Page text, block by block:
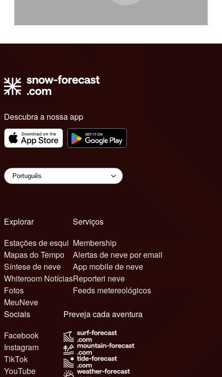
Descubra a nossa app
Explorar
Estações de esqui
Mapas do Tempo
Síntese de neve
Whiteroom Notícias
Fotos
MeuNeve
Serviços
Membership
Alertas de neve por email
App mobile de neve
Reporteri neve
Feeds metereológicos
Sociais
Facebook
Instagram
TikTok
YouTube
Preveja cada aventura